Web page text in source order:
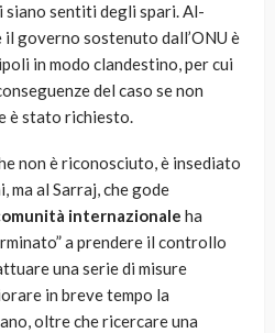
sentiti degli spari. Al-
governo sostenuto dall’ONU è
in modo clandestino, per cui
del caso se non
è stato richiesto.
non è riconosciuto, è insediato
ma al Sarraj, che gode
internazionale ha
a prendere il controllo
una serie di misure
in breve tempo la
oltre che ricercare una